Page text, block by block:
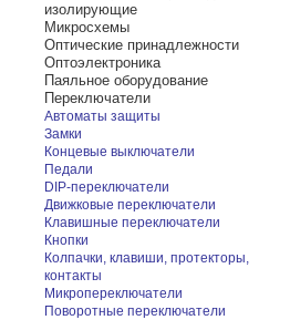
изолирующие
Микросхемы
Оптические принадлежности
Оптоэлектроника
Паяльное оборудование
Переключатели
Автоматы защиты
Замки
Концевые выключатели
Педали
DIP-переключатели
Движковые переключатели
Клавишные переключатели
Кнопки
Колпачки, клавиши, протекторы,
контакты
Микропереключатели
Поворотные переключатели